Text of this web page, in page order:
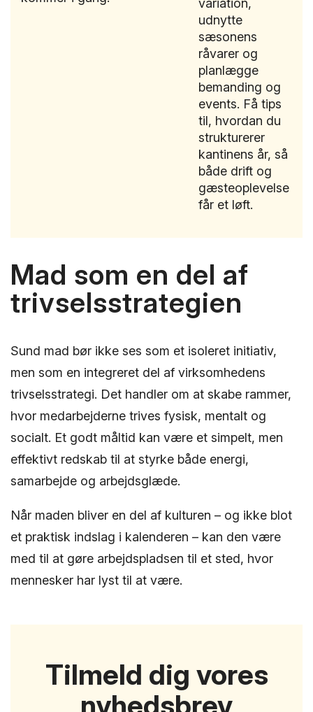
variation,
udnytte
sæsonens
råvarer og
planlægge
bemanding og
events. Få tips
til, hvordan du
strukturerer
kantinens år, så
både drift og
gæsteoplevelse
får et løft.
Mad som en del af
trivselsstrategien
Sund mad bør ikke ses som et isoleret initiativ,
men som en integreret del af virksomhedens
trivselsstrategi. Det handler om at skabe rammer,
hvor medarbejderne trives fysisk, mentalt og
socialt. Et godt måltid kan være et simpelt, men
effektivt redskab til at styrke både energi,
samarbejde og arbejdsglæde.
Når maden bliver en del af kulturen – og ikke blot
et praktisk indslag i kalenderen – kan den være
med til at gøre arbejdspladsen til et sted, hvor
mennesker har lyst til at være.
Tilmeld dig vores